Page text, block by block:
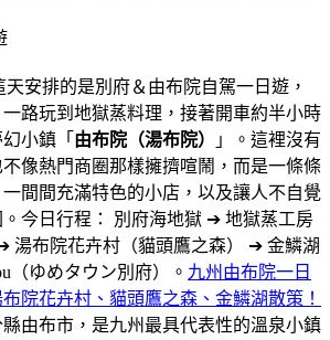
安排的是別府＆由布院自駕一日遊，
路玩到地獄蒸料理，接著開車約半小時
小鎮「 由布院（湯布院）
」。這裡沒有
像熱門商圈那樣擁擠喧鬧，而是一條條
間間充滿特色的小店，以及讓人不自覺
今日行程： 別府海地獄 ➔ 地獄蒸工房
湯布院花卉村（貓頭鷹之森） ➔ 金鱗湖
（ゆめタウン別府）。 九州由布院一日
院花卉村、貓頭鷹之森、金鱗湖散策！
由布市，是九州最具代表性的溫泉小鎮